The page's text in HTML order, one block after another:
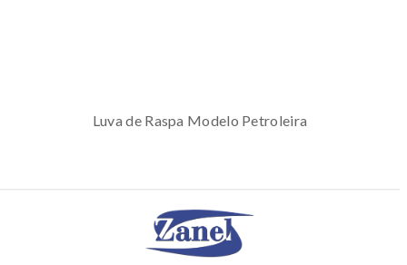
Luva de Raspa Modelo Petroleira